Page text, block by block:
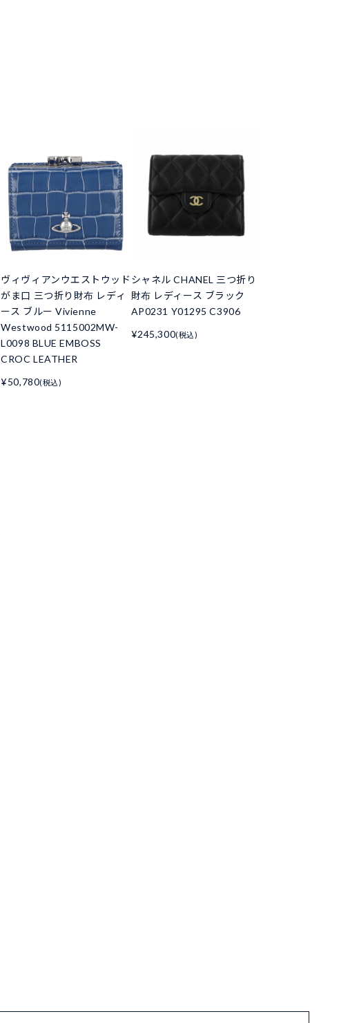
ヴィヴィアンウエストウッド
がま口 三つ折り財布 レディ
ース ブルー Vivienne
Westwood 5115002MW-
L0098 BLUE EMBOSS
CROC LEATHER
¥50,780(税込)
シャネル CHANEL 三つ折り
財布 レディース ブラック
AP0231 Y01295 C3906
¥245,300(税込)